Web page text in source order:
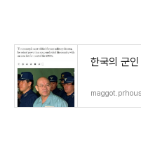
한국의 군